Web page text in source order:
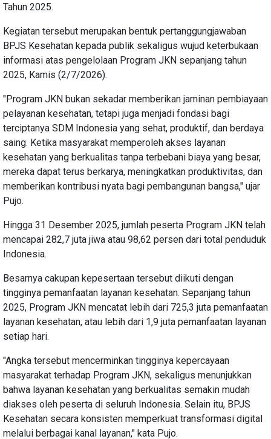
Tahun 2025.
Kegiatan tersebut merupakan bentuk pertanggungjawaban
BPJS Kesehatan kepada publik sekaligus wujud keterbukaan
informasi atas pengelolaan Program JKN sepanjang tahun
2025, Kamis (2/7/2026).
"Program JKN bukan sekadar memberikan jaminan pembiayaan
pelayanan kesehatan, tetapi juga menjadi fondasi bagi
terciptanya SDM Indonesia yang sehat, produktif, dan berdaya
saing. Ketika masyarakat memperoleh akses layanan
kesehatan yang berkualitas tanpa terbebani biaya yang besar,
mereka dapat terus berkarya, meningkatkan produktivitas, dan
memberikan kontribusi nyata bagi pembangunan bangsa," ujar
Pujo.
Hingga 31 Desember 2025, jumlah peserta Program JKN telah
mencapai 282,7 juta jiwa atau 98,62 persen dari total penduduk
Indonesia.
Besarnya cakupan kepesertaan tersebut diikuti dengan
tingginya pemanfaatan layanan kesehatan. Sepanjang tahun
2025, Program JKN mencatat lebih dari 725,3 juta pemanfaatan
layanan kesehatan, atau lebih dari 1,9 juta pemanfaatan layanan
setiap hari.
"Angka tersebut mencerminkan tingginya kepercayaan
masyarakat terhadap Program JKN, sekaligus menunjukkan
bahwa layanan kesehatan yang berkualitas semakin mudah
diakses oleh peserta di seluruh Indonesia. Selain itu, BPJS
Kesehatan secara konsisten memperkuat transformasi digital
melalui berbagai kanal layanan," kata Pujo.